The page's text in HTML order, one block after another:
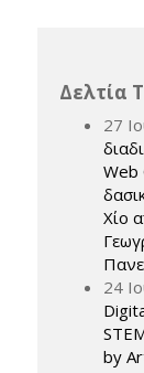
Δελτία
27
Web
Χίο
24
by